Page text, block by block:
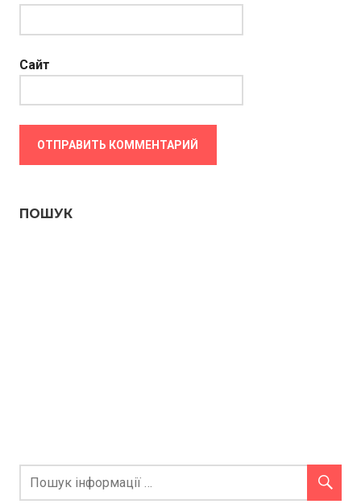
Сайт
ПОШУК